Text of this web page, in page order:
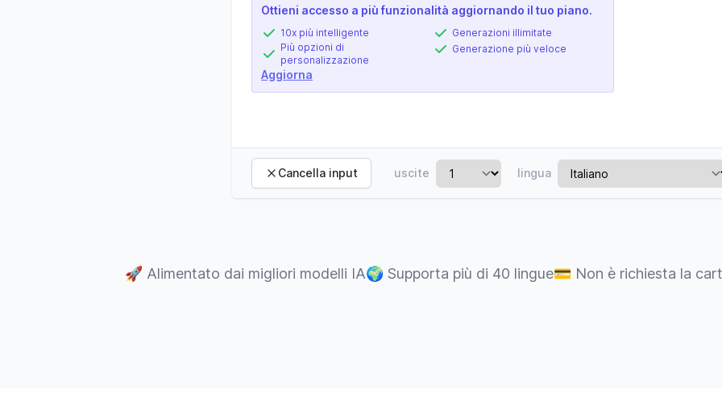
Ottieni accesso a più funzionalità aggiornando il tuo piano.
10x più intelligente
Più opzioni di
personalizzazione
Generazioni illimitate
Generazione più veloce
Aggiorna
Cancella input uscite lingua
🚀 Alimentato dai migliori modelli IA🌍 Supporta più di 40 lingue💳 Non è richiesta la